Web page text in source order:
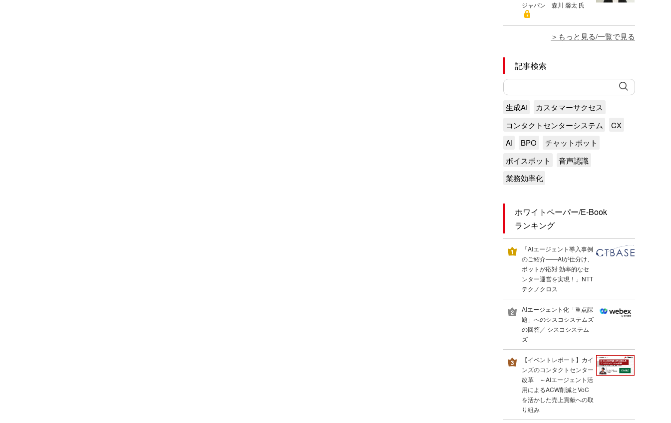
ジャパン 森川 馨太 氏
もっと見る/一覧で見る
記事検索
生成AI
カスタマーサクセス
コンタクトセンターシステム
CX
AI
BPO
チャットボット
ボイスボット
音声認識
業務効率化
ホワイトペーパー/E-Book
ランキング
「AIエージェント導入事例
のご紹介――AIが仕分け、
ボットが応対 効率的なセ
ンター運営を実現！」NTT
テクノクロス
AIエージェント化「重点課
題」へのシスコシステムズ
の回答／ シスコシステム
ズ
【イベントレポート】カイ
ンズのコンタクトセンター
改革 ～AIエージェント活
用によるACW削減とVoC
を活かした売上貢献への取
り組み